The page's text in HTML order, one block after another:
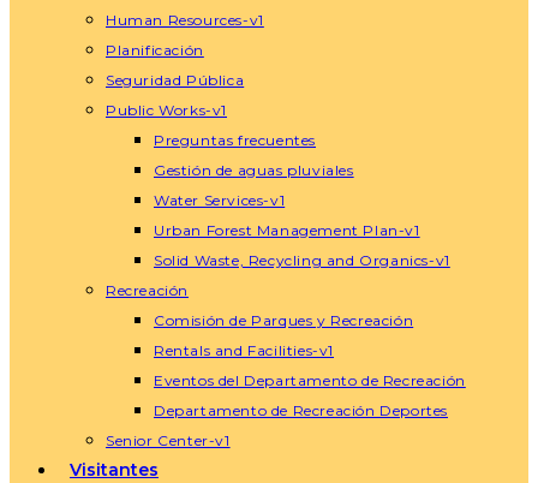
Human Resources-v1
Planificación
Seguridad Pública
Public Works-v1
Preguntas frecuentes
Gestión de aguas pluviales
Water Services-v1
Urban Forest Management Plan-v1
Solid Waste, Recycling and Organics-v1
Recreación
Comisión de Parques y Recreación
Rentals and Facilities-v1
Eventos del Departamento de Recreación
Departamento de Recreación Deportes
Senior Center-v1
Visitantes